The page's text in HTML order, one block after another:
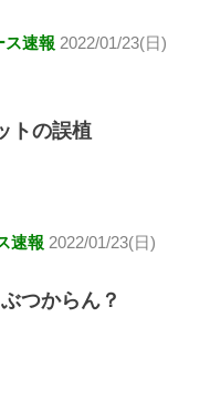
ス速報 2022/01/23(日)
トの誤植
速報 2022/01/23(日)
つからん？